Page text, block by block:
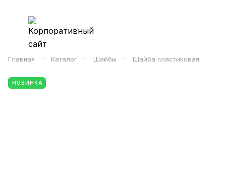
Главная – Каталог – Шайбы – Шайба пластиковая
НОВИНКА